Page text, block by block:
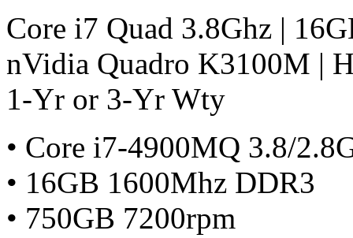
Core i7 Quad 3.8Ghz |
nVidia Quadro K3100M |
1-Yr or 3-Yr Wty
• Core i7-4900MQ 3.8/
• 16GB 1600Mhz DDR3
• 750GB 7200rpm